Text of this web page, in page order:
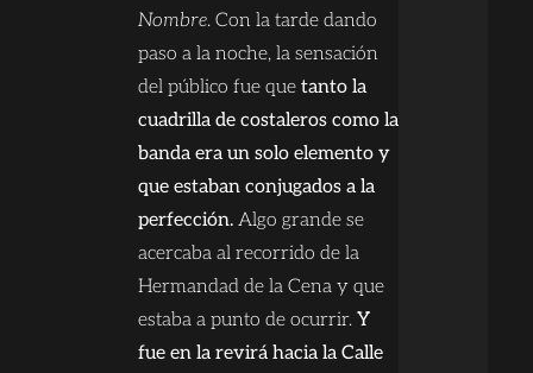
Nombre. Con la tarde dando
paso a la noche, la sensación
del público fue que tanto la
cuadrilla de costaleros como la
banda era un solo elemento y
que estaban conjugados a la
perfección.Algo grande se
acercaba al recorrido de la
Hermandad de la Cena y que
estaba a punto de ocurrir. Y
fue en la revirá hacia la Calle